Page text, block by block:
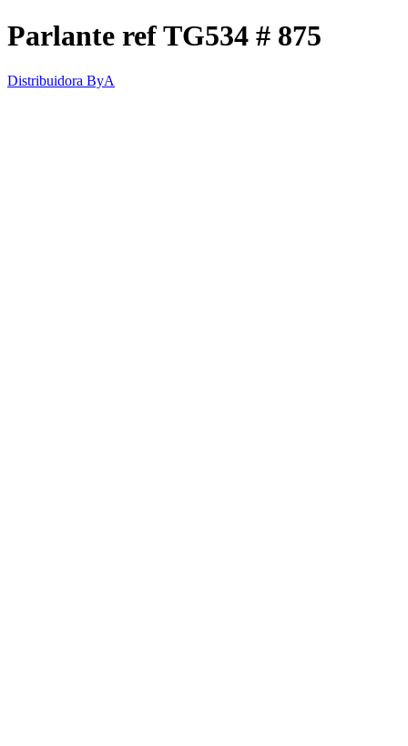
Parlante ref TG534 # 875
Distribuidora ByA